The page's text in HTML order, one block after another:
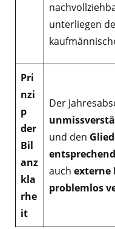
unterliegen
Pri
nzi
p
der
Bil
anz
kla
rhe
it
Der
und den
entsprechend
auch externe
problemlos